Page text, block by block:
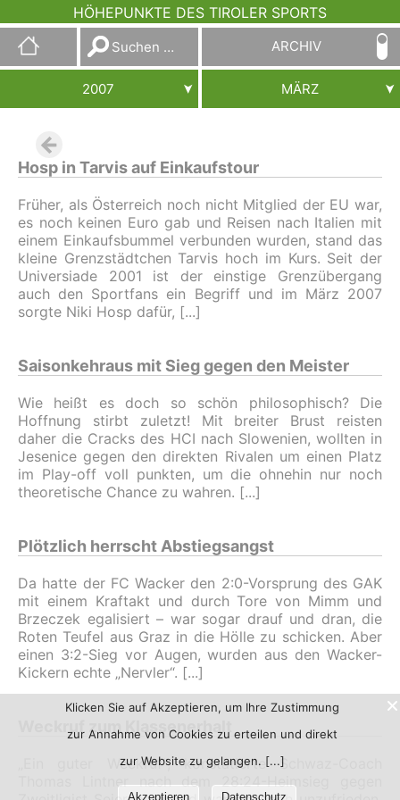
HÖHEPUNKTE DES TIROLER SPORTS
Suchen
nach:
ARCHIV
2007 MÄRZ
Hosp in Tarvis auf Einkaufstour
Früher, als Österreich noch nicht Mitglied der EU war,
es noch keinen Euro gab und Reisen nach Italien mit
einem Einkaufsbummel verbunden wurden, stand das
kleine Grenzstädtchen Tarvis hoch im Kurs. Seit der
Universiade 2001 ist der einstige Grenzübergang
auch den Sportfans ein Begriff und im März 2007
sorgte Niki Hosp dafür,
Saisonkehraus mit Sieg gegen den Meister
Wie heißt es doch so schön philosophisch? Die
Hoffnung stirbt zuletzt! Mit breiter Brust reisten
daher die Cracks des HCI nach Slowenien, wollten in
Jesenice gegen den direkten Rivalen um einen Platz
im Play-off voll punkten, um die ohnehin nur noch
theoretische Chance zu wahren.
Plötzlich herrscht Abstiegsangst
Da hatte der FC Wacker den 2:0-Vorsprung des GAK
mit einem Kraftakt und durch Tore von Mimm und
Brzeczek egalisiert – war sogar drauf und dran, die
Roten Teufel aus Graz in die Hölle zu schicken. Aber
einen 3:2-Sieg vor Augen, wurden aus den Wacker-
Kickern echte „Nervler“.
Weckruf zum Klassenerhalt
„Ein guter Weckruf“, konstatierte Schwaz-Coach
Thomas Lintner nach dem 28:24-Heimsieg gegen
Klicken Sie auf Akzeptieren, um Ihre Zustimmung
zur Annahme von Cookies zu erteilen und direkt
zur Website zu gelangen.
Akzeptieren Datenschutz